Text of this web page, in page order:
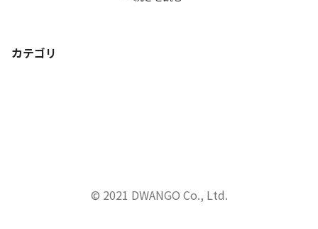
カテゴリ
© 2021 DWANGO Co., Ltd.